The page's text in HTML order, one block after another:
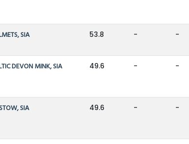
SIA 53.8 - -
DEVON MINK, SIA 49.6 - -
SIA 49.6 - -